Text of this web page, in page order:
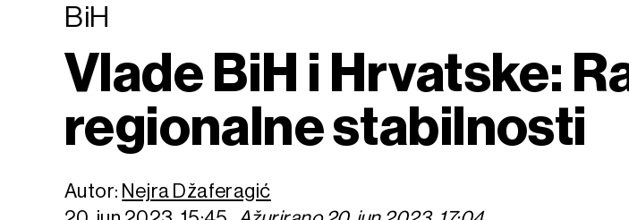
BiH
Vlade BiH i Hrvatske:
regionalne stabilnosti
Autor: Nejra Džaferagić